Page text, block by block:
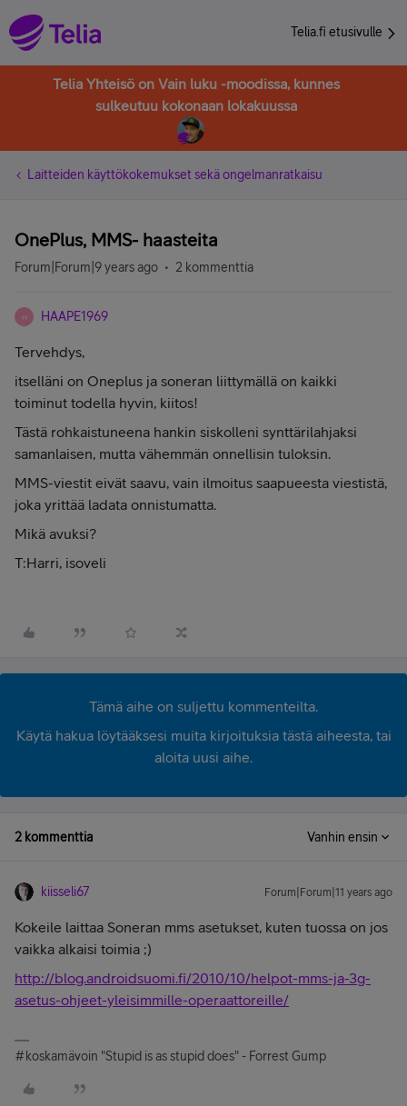
Telia.fi etusivulle
Telia Yhteisö on Vain luku -moodissa, kunnes
sulkeutuu kokonaan lokakuussa
Laitteiden käyttökokemukset sekä ongelmanratkaisu
OnePlus, MMS- haasteita
Forum|Forum|9 years ago 2 kommenttia
H HAAPE1969
Tervehdys,
itselläni on Oneplus ja soneran liittymällä on kaikki
toiminut todella hyvin, kiitos!
Tästä rohkaistuneena hankin siskolleni synttärilahjaksi
samanlaisen, mutta vähemmän onnellisin tuloksin.
MMS-viestit eivät saavu, vain ilmoitus saapueesta viestistä,
joka yrittää ladata onnistumatta.
Mikä avuksi?
T:Harri, isoveli
Tämä aihe on suljettu kommenteilta.
Käytä hakua löytääksesi muita kirjoituksia tästä aiheesta, tai
aloita uusi aihe.
2 kommenttia Vanhin ensin
kiisseli67 Forum|Forum|11 years ago
Kokeile laittaa Soneran mms asetukset, kuten tuossa on jos
vaikka alkaisi toimia ;)
http://blog.androidsuomi.fi/2010/10/helpot-mms-ja-3g-
asetus-ohjeet-yleisimmille-operaattoreille/
#koskamävoin "Stupid is as stupid does" - Forrest Gump